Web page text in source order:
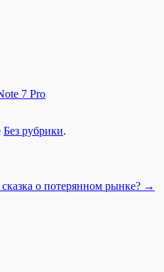
7 Pro
Без рубрики.
о потерянном рынке? →